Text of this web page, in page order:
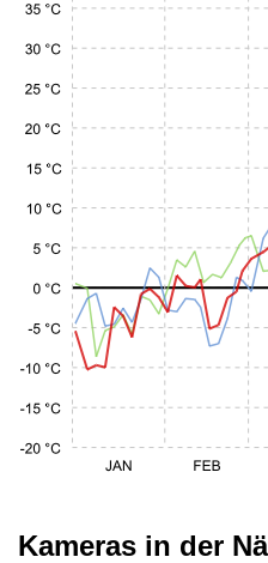
Kameras in der